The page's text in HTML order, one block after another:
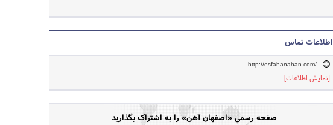
اطلاعات تماس
http://esfahanahan.com/
[نمایش اطلاعات]
صفحه رسمی «اصفهان آهن» را به اشتراک بگذارید